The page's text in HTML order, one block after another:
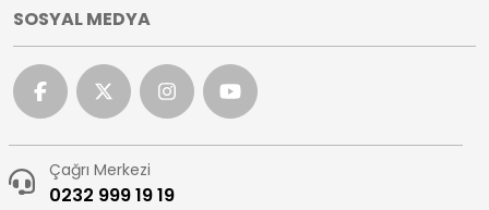
SOSYAL MEDYA
Çağrı Merkezi
0232 999 19 19